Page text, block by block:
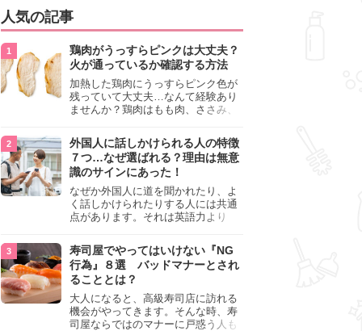
人気の記事
鶏肉がうっすらピンクは大丈夫？
火が通っているか確認する方法
加熱した鶏肉にうっすらピンク色が
残っていて大丈夫…なんて経験あり
ませんか？鶏肉はもも肉、ささみ、
わいが異なり、いろいろと楽しめる
料理ですが、鶏肉は加熱した後でも
うっすらピンク色の部分が大丈夫な
のと気になるときがあります。この
記事では生焼けか火が通っているの
かを確認する方法や、鶏肉を調理す
るときの注意点を紹介しますので、
参考にしてみてくださいね。
外国人に話しかけられる人の特徴
７つ…なぜ選ばれる？理由は無意
識のサインにあった！
なぜか外国人に道を聞かれたり、よ
く話しかけられたりする人には共通
点があります。それは英語力より
けても大丈夫」というサインが関係
しています。よく選ばれる人の特徴
や、英語が苦手でも焦らない対処
法、自分を守るための注意点を詳し
く解説します。
寿司屋でやってはいけない『NG
行為』８選 バッドマナーとされ
ることとは？
大人になると、高級寿司店に訪れる
機会がやってきます。そんな時、寿
司屋ならではのマナーに戸惑う人も